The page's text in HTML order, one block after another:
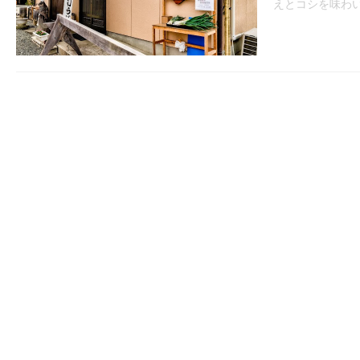
えとコシを味わ